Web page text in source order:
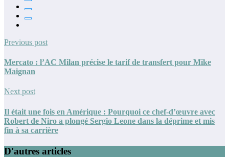
Previous post
Mercato : l’AC Milan précise le tarif de transfert pour Mike
Maignan
Next post
Il était une fois en Amérique : Pourquoi ce chef-d’œuvre avec
Robert de Niro a plongé Sergio Leone dans la déprime et mis
fin à sa carrière
D'autres articles